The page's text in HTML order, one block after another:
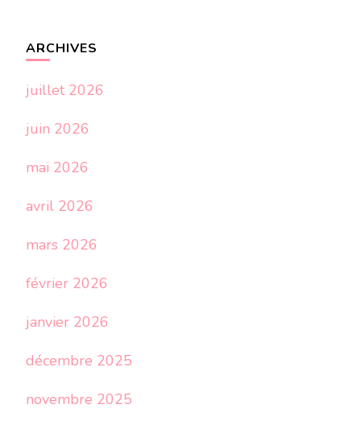
ARCHIVES
juillet 2026
juin 2026
mai 2026
avril 2026
mars 2026
février 2026
janvier 2026
décembre 2025
novembre 2025